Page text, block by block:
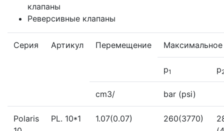
клапаны
Реверсивные клапаны
Серия Артикул Перемещение Максимальное
p1 p
cm3/ bar (psi)
Polaris
PL. 10*1 1.07(0.07) 260(3770)